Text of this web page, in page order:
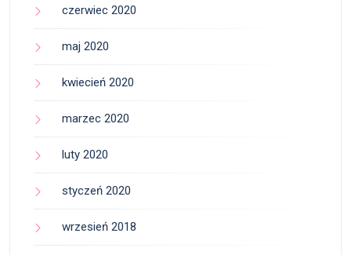
czerwiec 2020
maj 2020
kwiecień 2020
marzec 2020
luty 2020
styczeń 2020
wrzesień 2018